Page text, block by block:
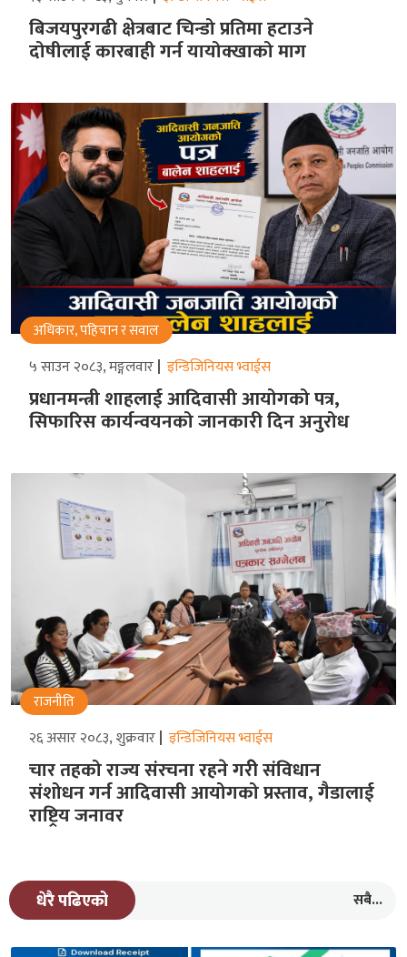
बिजयपुरगढी क्षेत्रबाट चिन्डो प्रतिमा हटाउने
दोषीलाई कारबाही गर्न यायोक्खाको माग
अधिकार, पहिचान र सवाल
५ साउन २०८३, मङ्गलवार इन्डिजिनियस भ्वाईस
प्रधानमन्त्री शाहलाई आदिवासी आयोगको पत्र,
सिफारिस कार्यन्वयनको जानकारी दिन अनुरोध
राजनीति
२६ असार २०८३, शुक्रवार इन्डिजिनियस भ्वाईस
चार तहको राज्य संरचना रहने गरीे संविधान
संशोधन गर्न आदिवासी आयोगको प्रस्ताव, गैडालाई
राष्ट्रिय जनावर
धेरै पढिएको सबै...